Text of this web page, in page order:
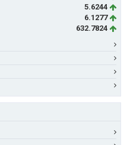
5.6244
6.1277
632.7824